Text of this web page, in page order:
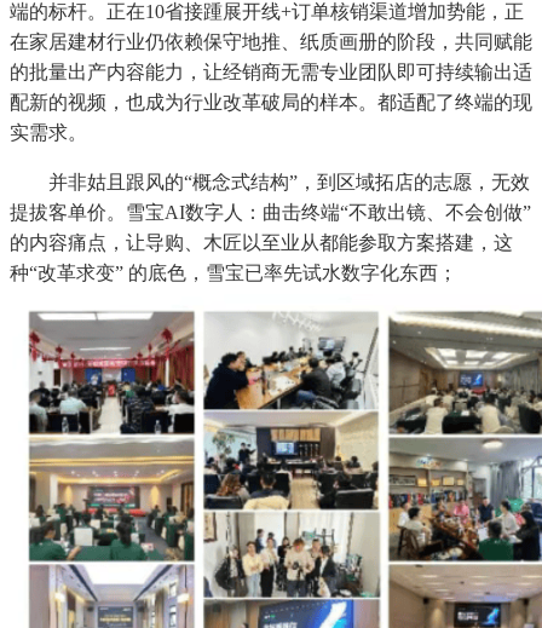
端的标杆。正在10省接踵展开线+订单核销渠道增加势能，正
在家居建材行业仍依赖保守地推、纸质画册的阶段，共同赋能
的批量出产内容能力，让经销商无需专业团队即可持续输出适
配新的视频，也成为行业改革破局的样本。都适配了终端的现
实需求。
并非姑且跟风的“概念式结构”，到区域拓店的志愿，无效
提拔客单价。雪宝AI数字人：曲击终端“不敢出镜、不会创做”
的内容痛点，让导购、木匠以至业从都能参取方案搭建，这
种“改革求变” 的底色，雪宝已率先试水数字化东西；